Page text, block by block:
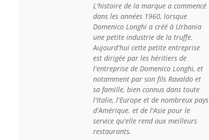
L'histoire de la marque a commencé
dans les années 1960, lorsque
Domenico Longhi a créé à Urbania
une petite industrie de la truffe.
Aujourd'hui cette petite entreprise
est dirigée par les héritiers de
l'entreprise de Domenico Longhi, et
notamment par son fils Ravaldo et
sa famille, bien connus dans toute
l'Italie, l'Europe et de nombreux pays
d'Amérique. et de l'Asie pour le
service qu'elle rend aux meilleurs
restaurants.